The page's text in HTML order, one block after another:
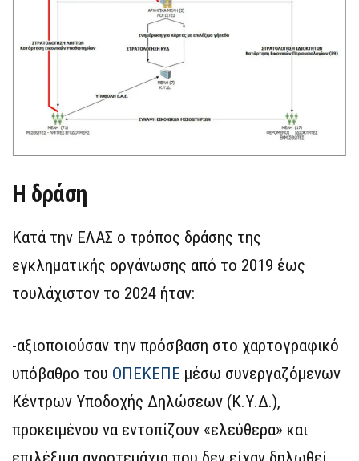
Η δράση
Κατά την ΕΛΑΣ ο τρόπος δράσης της
εγκληματικής οργάνωσης από το 2019 έως
τουλάχιστον το 2024 ήταν:
-αξιοποιούσαν την πρόσβαση στο χαρτογραφικό
υπόβαθρο του ΟΠΕΚΕΠΕ μέσω συνεργαζόμενων
Κέντρων Υποδοχής Δηλώσεων (Κ.Υ.Δ.),
προκειμένου να εντοπίζουν «ελεύθερα» και